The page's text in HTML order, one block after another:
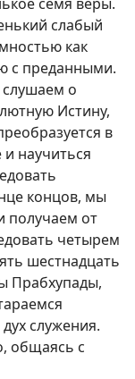
слабый
как
с преданными.
о
Истину,
в
научиться
концов, мы
получаем от
четырем
шестнадцать
Прабхупады,
служения.
общаясь с